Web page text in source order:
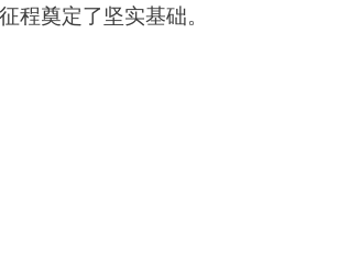
程奠定了坚实基础。